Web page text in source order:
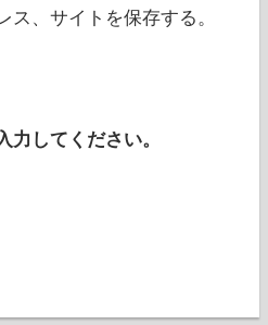
、サイトを保存する。
してください。